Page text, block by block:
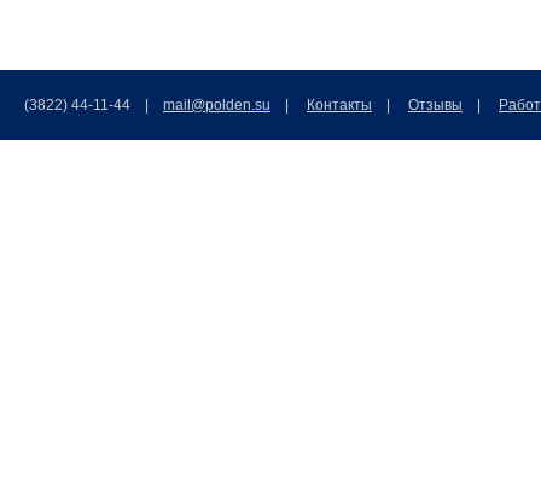
(3822) 44-11-44 | mail@polden.su | Контакты | Отзывы |